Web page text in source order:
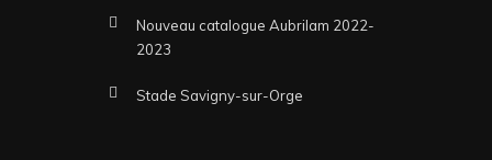
Nouveau catalogue Aubrilam 2022-
2023
Stade Savigny-sur-Orge